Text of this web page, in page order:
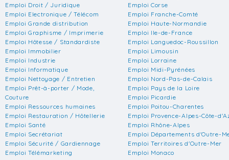
Emploi Droit / Juridique
Emploi Electronique / Télécom
Emploi Grande distribution
Emploi Graphisme / Imprimerie
Emploi Hôtesse / Standardiste
Emploi Immobilier
Emploi Industrie
Emploi Informatique
Emploi Nettoyage / Entretien
Emploi Prêt-à-porter / Mode,
Couture
Emploi Ressources humaines
Emploi Restauration / Hôtellerie
Emploi Santé
Emploi Secrétariat
Emploi Sécurité / Gardiennage
Emploi Télémarketing
Emploi Corse
Emploi Franche-Comté
Emploi Haute-Normandie
Emploi Ile-de-France
Emploi Languedoc-Roussillon
Emploi Limousin
Emploi Lorraine
Emploi Midi-Pyrénées
Emploi Nord-Pas-de-Calais
Emploi Pays de la Loire
Emploi Picardie
Emploi Poitou-Charentes
Emploi Provence-Alpes-Côte-
Emploi Rhône-Alpes
Emploi Départements d'Outre-
Emploi Territoires d'Outre-Mer
Emploi Monaco